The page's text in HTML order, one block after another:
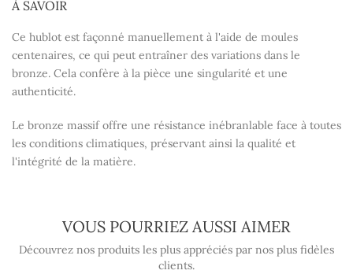
À SAVOIR
Ce hublot est façonné manuellement à l'aide de moules
centenaires, ce qui peut entraîner des variations dans le
bronze. Cela confère à la pièce une singularité et une
authenticité.
Le bronze massif offre une résistance inébranlable face à toutes
les conditions climatiques, préservant ainsi la qualité et
l'intégrité de la matière.
VOUS POURRIEZ AUSSI AIMER
Découvrez nos produits les plus appréciés par nos plus fidèles
clients.